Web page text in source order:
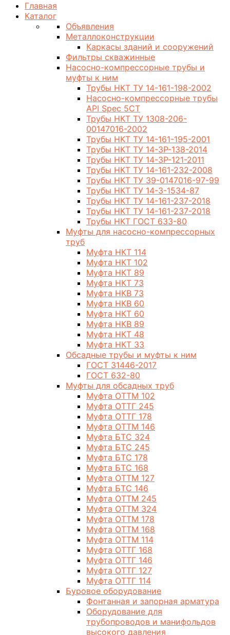
Главная
Каталог
Объявления
Металлоконструкции
Каркасы зданий и сооружений
Фильтры скважинные
Насосно-компрессорные трубы и
муфты к ним
Трубы НКТ ТУ 14-161-198-2002
Насосно-компрессорные трубы
API Spec 5CT
Трубы НКТ ТУ 1308-206-
00147016-2002
Трубы НКТ ТУ 14-161-195-2001
Трубы НКТ ТУ 14-3Р-138-2014
Трубы НКТ ТУ 14-3Р-121-2011
Трубы НКТ ТУ 14-161-232-2008
Трубы НКТ ТУ 39-0147016-97-99
Трубы НКТ ТУ 14-3-1534-87
Трубы НКТ ТУ 14-161-237-2018
Трубы НКТ ТУ 14-161-237-2018
Трубы НКТ ГОСТ 633-80
Муфты для насосно-компрессорных
труб
Муфта НКТ 114
Муфта НКТ 102
Муфта НКТ 89
Муфта НКТ 73
Муфта НКВ 73
Муфта НКВ 60
Муфта НКТ 60
Муфта НКВ 89
Муфта НКТ 48
Муфта НКТ 33
Обсадные трубы и муфты к ним
ГОСТ 31446-2017
ГОСТ 632-80
Муфты для обсадных труб
Муфта ОТТМ 102
Муфта ОТТГ 245
Муфта ОТТГ 178
Муфта ОТТМ 146
Муфта БТС 324
Муфта БТС 245
Муфта БТС 178
Муфта БТС 168
Муфта ОТТМ 127
Муфта БТС 146
Муфта ОТТМ 245
Муфта ОТТМ 324
Муфта ОТТМ 178
Муфта ОТТМ 168
Муфта ОТТМ 114
Муфта ОТТГ 168
Муфта ОТТГ 146
Муфта ОТТГ 127
Муфта ОТТГ 114
Буровое оборудование
Фонтанная и запорная арматура
Оборудование для
трубопроводов и манифольдов
высокого давления